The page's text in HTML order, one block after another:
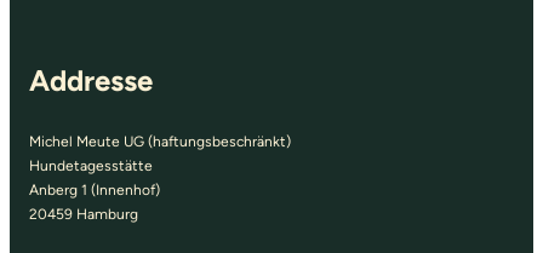
Addresse
Michel Meute UG (haftungsbeschränkt)
Hundetagesstätte
Anberg 1 (Innenhof)
20459 Hamburg